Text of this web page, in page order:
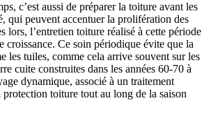
c’est aussi de préparer la toiture avant les
qui peuvent accentuer la prolifération des
lors, l’entretien toiture réalisé à cette période
croissance. Ce soin périodique évite que la
les tuiles, comme cela arrive souvent sur les
cuite construites dans les années 60-70 à
dynamique, associé à un traitement
toiture tout au long de la saison